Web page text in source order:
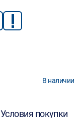
В наличии
Условия покупки